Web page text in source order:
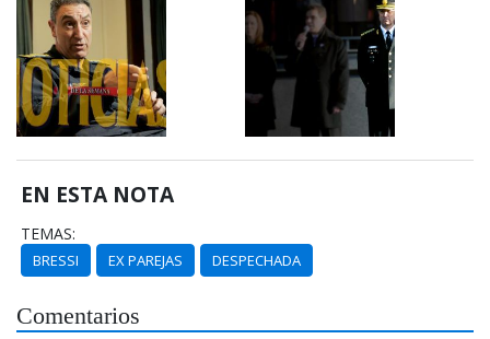
EN ESTA NOTA
TEMAS:
BRESSI EX PAREJAS DESPECHADA
Comentarios